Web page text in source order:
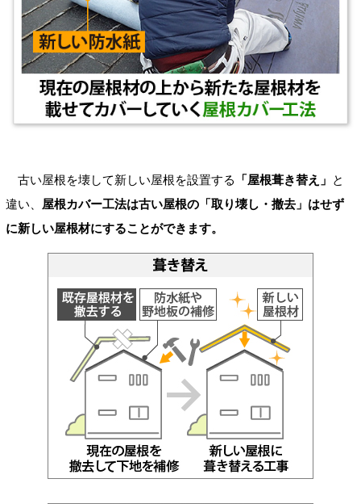
古い屋根を壊して新しい屋根を設置する 「屋根葺き替え」 と
違い、 屋根カバー工法は古い屋根の「取り壊し・撤去」はせず
に新しい屋根材にすることができます。